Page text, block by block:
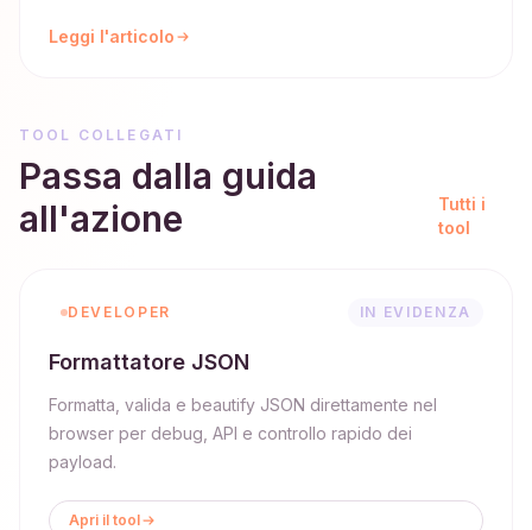
Leggi l'articolo
TOOL COLLEGATI
Passa dalla guida
all'azione
Tutti i
tool
DEVELOPER IN EVIDENZA
Formattatore JSON
Formatta, valida e beautify JSON direttamente nel
browser per debug, API e controllo rapido dei
payload.
Apri il tool